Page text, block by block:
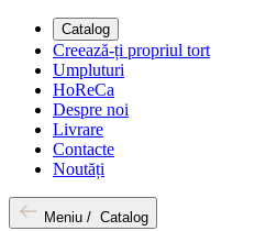
Catalog
Creează-ți propriul tort
Umpluturi
HoReCa
Despre noi
Livrare
Contacte
Noutăți
Meniu / Catalog